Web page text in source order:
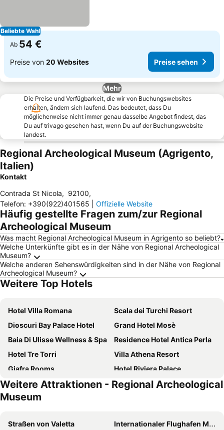
Beliebte Wahl
Ab 54 €
Preise von 20 Websites Preise sehen
Mehr
Die Preise und Verfügbarkeit, die wir von Buchungswebsites
erhalten, ändern sich laufend. Das bedeutet, dass Du
möglicherweise nicht immer genau dasselbe Angebot findest, das
Du auf trivago gesehen hast, wenn Du auf der Buchungswebsite
landest.
Regional Archeological Museum (Agrigento,
Italien)
Kontakt
Contrada St Nicola, 92100,
Telefon: +390(922)401565 Offizielle Website
Häufig gestellte Fragen zum/zur Regional
Archeological Museum
Was macht Regional Archeological Museum in Agrigento so beliebt?
Welche Unterkünfte gibt es in der Nähe von Regional Archeological
Museum?
Welche anderen Sehenswürdigkeiten sind in der Nähe von Regional
Archeological Museum?
Weitere Top Hotels
Hotel Villa Romana
Scala dei Turchi Resort
Dioscuri Bay Palace Hotel
Grand Hotel Mosè
Baia Di Ulisse Wellness & Spa
Residence Hotel Antica Perla
Hotel Tre Torri
Villa Athena Resort
Giafra Rooms
Hotel Riviera Palace
Hotel Costazzurra Museum & Spa
Hotel Exclusive
Hotel Della Valle
Hotel Kore
Colleverde Park Hotel
Weitere Attraktionen - Regional Archeological
Museum
Straßen von Valetta
Internationaler Flughafen Malta